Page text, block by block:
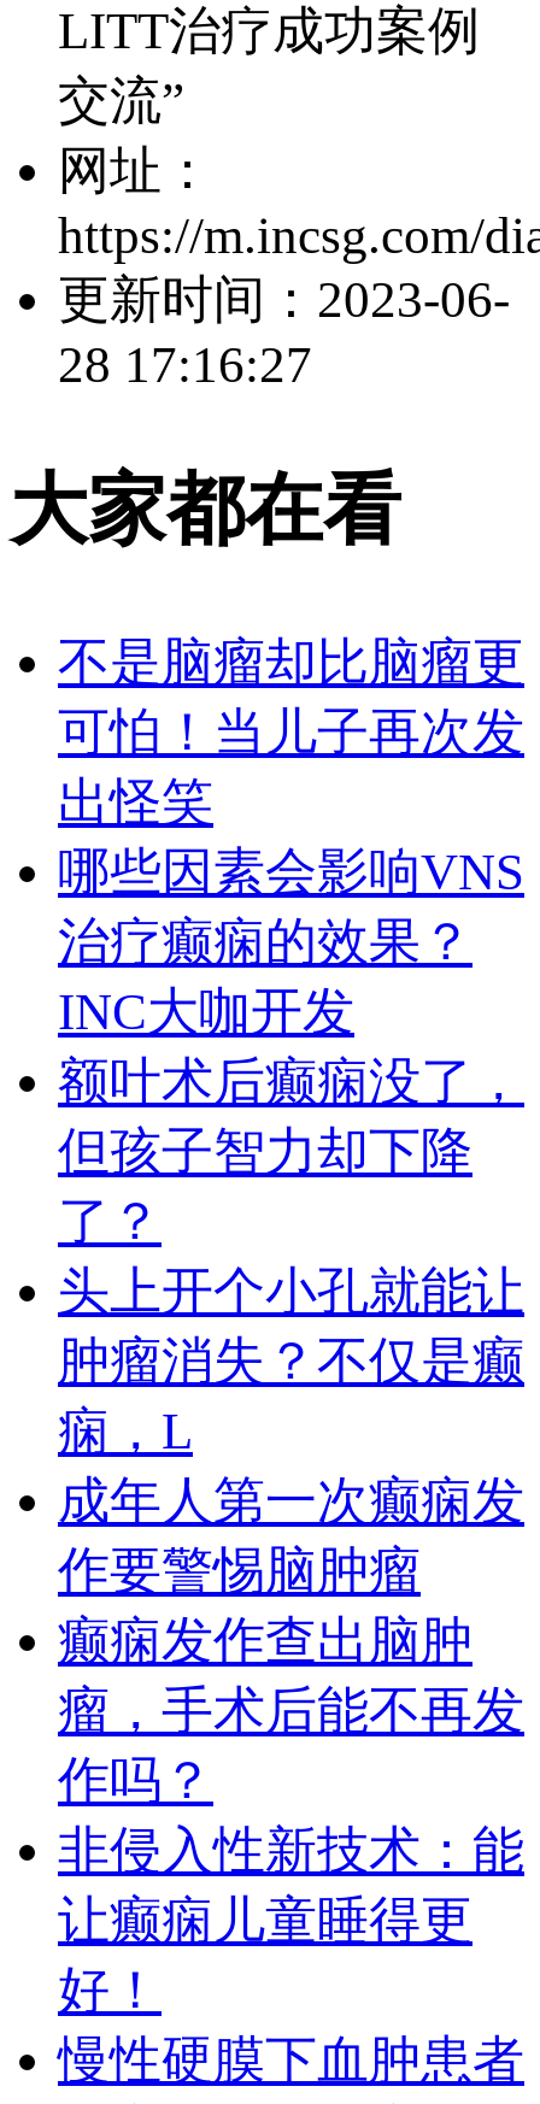
LITT治疗成功案例
交流”
网址：
https://m.incsg.com/
更新时间： 2023-06-
28 17:16:27
大家都在看
不是脑瘤却比脑瘤更
可怕！当儿子再次发
出怪笑
哪些因素会影响VNS
治疗癫痫的效果？
INC大咖开发
额叶术后癫痫没了，
但孩子智力却下降
了？
头上开个小孔就能让
肿瘤消失？不仅是癫
痫，L
成年人第一次癫痫发
作要警惕脑肿瘤
癫痫发作查出脑肿
瘤，手术后能不再发
作吗？
非侵入性新技术：能
让癫痫儿童睡得更
好！
慢性硬膜下血肿患者